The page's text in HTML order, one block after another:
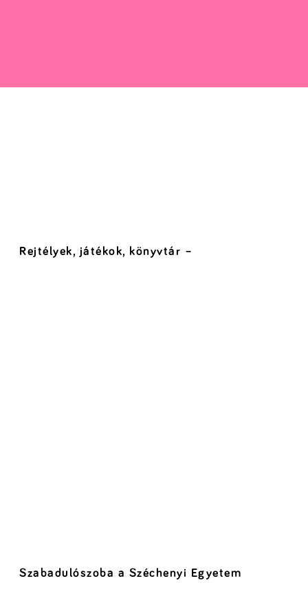
Rejtélyek, játékok, könyvtár –
Szabadulószoba a Széchenyi Egyetem